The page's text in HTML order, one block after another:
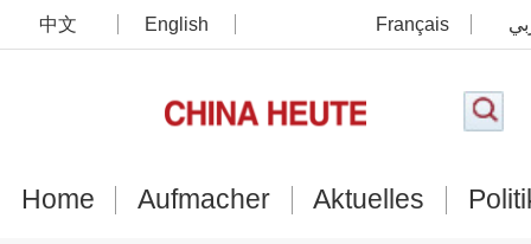
中文 English Français
Home Aufmacher Aktuelles